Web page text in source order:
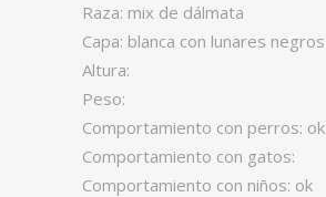
Raza: mix de dálmata
Capa: blanca con lunares negros
Altura:
Peso:
Comportamiento con perros: ok
Comportamiento con gatos:
Comportamiento con niños: ok